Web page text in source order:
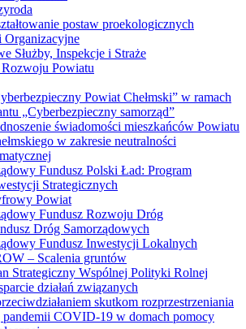
postaw proekologicznych
Organizacyjne
Służby, Inspekcje i Straże
Rozwoju Powiatu
Powiat Chełmski” w ramach
„Cyberbezpieczny samorząd”
świadomości mieszkańców Powiatu
w zakresie neutralności
Fundusz Polski Ład: Program
Strategicznych
Powiat
Fundusz Rozwoju Dróg
Dróg Samorządowych
Fundusz Inwestycji Lokalnych
– Scalenia gruntów
Strategiczny Wspólnej Polityki Rolnej
działań związanych
skutkom rozprzestrzeniania
pandemii COVID-19 w domach pomocy